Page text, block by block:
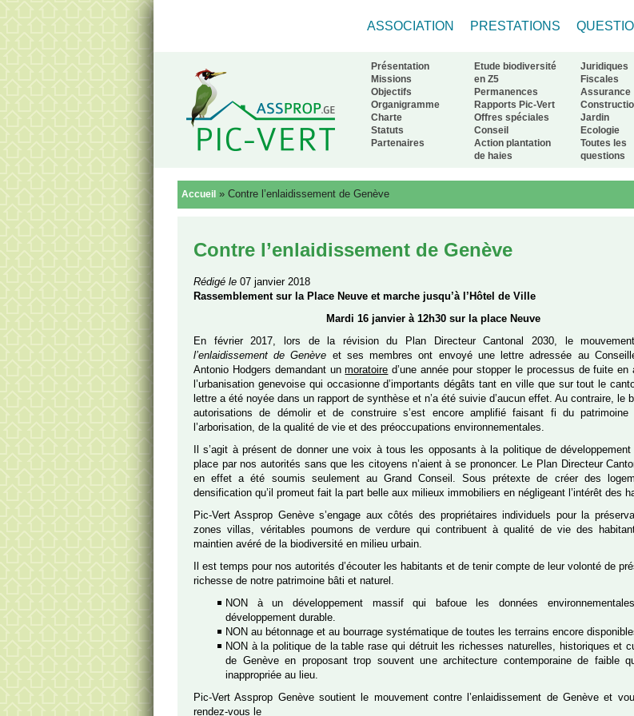
Retour à l'accueil
ASSOCIATION
Présentation
Missions
Objectifs
Organigramme
Charte
Statuts
Partenaires
PRESTATIONS
Etude biodiversité
en Z5
Permanences
Rapports Pic-Vert
Offres spéciales
Conseil
Action plantation
de haies
Juridiques
Fiscales
Assurance
Jardin
Ecologie
Toutes les
questions
Accueil » Contre l’enlaidissement de Genève
Contre l’enlaidissement de Genève
Rédigé le 07 janvier 2018
Rassemblement sur la Place Neuve et marche jusqu’à l’Hôtel de Ville
Mardi 16 janvier à 12h30 sur la place Neuve
En février 2017, lors de la révision du Plan Directeur Cantonal 2030, le
l’enlaidissement de Genève et ses membres ont envoyé une lettre adressée au
Antonio Hodgers demandant unmoratoire d’une année pour stopper le processus de fuite en
l’urbanisation genevoise qui occasionne d’importants dégâts tant en ville que sur tout le
lettre a été noyée dans un rapport de synthèse et n’a été suivie d’aucun effet. Au contraire, le
autorisations de démolir et de construire s’est encore amplifié faisant fi du
l’arborisation, de la qualité de vie et des préoccupations environnementales.
Il s’agit à présent de donner une voix à tous les opposants à la politique de
place par nos autorités sans que les citoyens n’aient à se prononcer. Le Plan Directeur
en effet a été soumis seulement au Grand Conseil. Sous prétexte de créer des
densification qu’il promeut fait la part belle aux milieux immobiliers en négligeant l’intérêt des
Pic-Vert Assprop Genève s’engage aux côtés des propriétaires individuels pour la
zones villas, véritables poumons de verdure qui contribuent à qualité de vie des
maintien avéré de la biodiversité en milieu urbain.
Il est temps pour nos autorités d’écouter les habitants et de tenir compte de leur volonté de
richesse de notre patrimoine bâti et naturel.
NON à un développement massif qui bafoue les données
développement durable.
NON au bétonnage et au bourrage systématique de toutes les terrains encore
NON à la politique de la table rase qui détruit les richesses naturelles, historiques et
de Genève en proposant trop souvent une architecture contemporaine de faible
inappropriée au lieu.
Pic-Vert Assprop Genève soutient le mouvement contre l’enlaidissement de Genève et
rendez-vous le